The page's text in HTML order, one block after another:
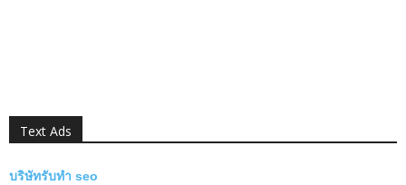
Text Ads
บริษัทรับทำ seo